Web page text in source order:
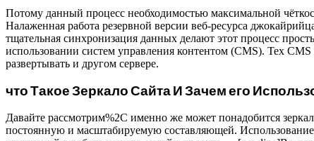
Потому данный процесс необходимостью максимальной
Налаженная работа резервной версии веб-ресурса
тщательная синхронизация данных делают этот процесс
использовании систем управления контентом (CMS). Тех
развертывать и другом сервере.
что Такое Зеркало Сайта И Зачем его
Давайте рассмотрим%2C именно же может понадобится
постоянную и масштабируемую составляющей.